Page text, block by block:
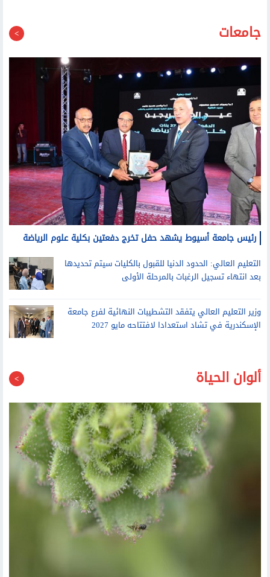
جامعة هيروشيما تمنح وزير التعليم الدكتوراة الفخرية تقديرا
لجهوده في إصلاح التعليم
جامعات
التعليم العالي: الحدود الدنيا للقبول بالكليات سيتم تحديدها
بعد انتهاء تسجيل الرغبات بالمرحلة الأولى
وزير التعليم العالي يتفقد التشطيبات النهائية لفرع جامعة
الإسكندرية في تشاد استعدادا لافتتاحه مايو 2027
ألوان الحياة